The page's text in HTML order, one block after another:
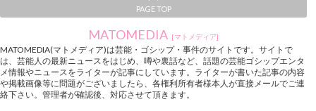
PAGE TOP
MATOMEDIA [マトメディア]
MATOMEDIA(マトメディア)は芸能・ゴシップ・事件のサイトです。サイトで
は、芸能人の最新ニュースをはじめ、噂や裏話など、話題の芸能ゴシップエンタ
メ情報やニュースをライターが記事にしています。ライターが書いた記事の内容
や掲載画像等に問題がございましたら、各権利所有者様本人が直接メールでご連
絡下さい。管理者が確認後、対応させて頂きます。